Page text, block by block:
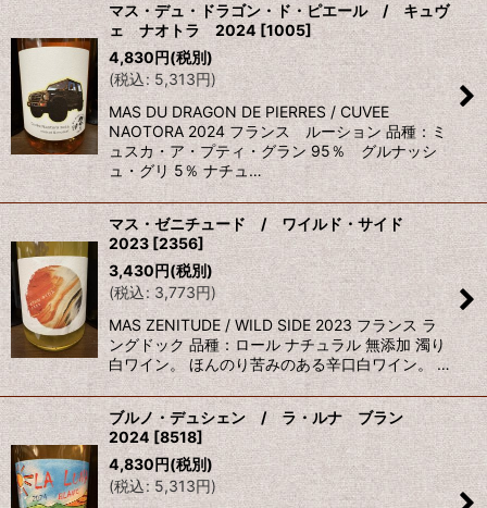
マス・デュ・ドラゴン・ド・ピエール / キュヴ
ェ ナオトラ 2024 [1005]
4,830円(税別)
(税込: 5,313円)
MAS DU DRAGON DE PIERRES / CUVEE
NAOTORA 2024 フランス ルーション 品種：ミ
ュスカ・ア・プティ・グラン 95％ グルナッシ
ュ・グリ 5％ ナチュ…
マス・ゼニチュード / ワイルド・サイド
2023 [2356]
3,430円(税別)
(税込: 3,773円)
MAS ZENITUDE / WILD SIDE 2023 フランス ラ
ングドック 品種：ロール ナチュラル 無添加 濁り
白ワイン。 ほんのり苦みのある辛口白ワイン。 …
ブルノ・デュシェン / ラ・ルナ ブラン
2024 [8518]
4,830円(税別)
(税込: 5,313円)